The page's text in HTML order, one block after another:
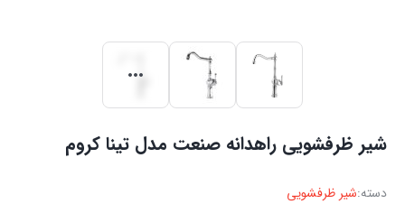
شیر ظرفشویی راهدانه صنعت مدل تینا کروم
دسته:شیر ظرفشویی